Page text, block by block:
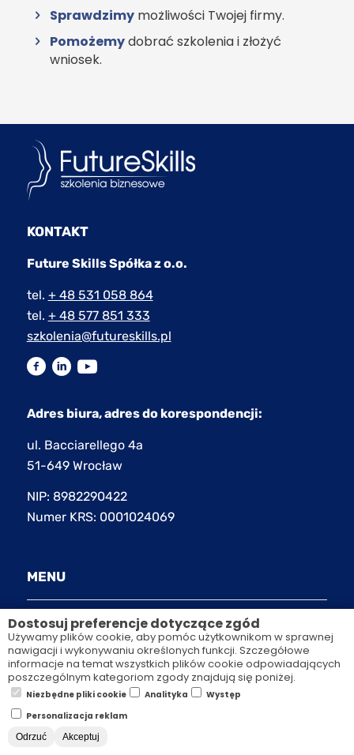
Sprawdzimymożliwości Twojej firmy.
Pomożemydobrać szkolenia i złożyć
wniosek.
KONTAKT
Future Skills Spółka z o.o.
tel. + 48 531 058 864
tel. + 48 577 851 333
szkolenia@futureskills.pl
Adres biura, adres do korespondencji:
ul. Bacciarellego 4a
51-649 Wrocław
NIP: 8982290422
Numer KRS: 0001024069
MENU
O NAS
SZKOLENIA ZAMKNIĘTE
SZKOLENIA OTWARTE
COACHING
Dostosuj preferencje dotyczące zgód
Używamy plików cookie, aby pomóc użytkownikom w sprawnej
nawigacji i wykonywaniu określonych funkcji. Szczegółowe
informacje na temat wszystkich plików cookie odpowiadających
poszczególnym kategoriom zgody znajdują się poniżej.
Niezbędne pliki cookie Analityka
Występ
Personalizacja reklam
Odrzuć Akceptuj